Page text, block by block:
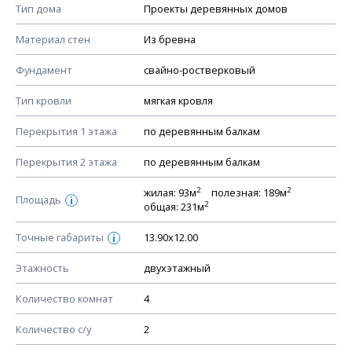
Тип дома Проекты деревянных домов
Материал стен Из бревна
Фундамент свайно-ростверковый
Тип кровли мягкая кровля
Перекрытия 1 этажа по деревянным балкам
Перекрытия 2 этажа по деревянным балкам
Площадь i
жилая: 93м2 полезная: 189м2
общая: 231м2
Точные габариты i 13.90х12.00
Этажность двухэтажный
Количество комнат 4
Количество с/у 2
Смотрите советы по выбору материала в нашем
КОНСТРУКТИВНЫЕ РЕШЕНИЯ (КР)
Ведомость рабочих чертежей основного комплекта КР
План фундамента
Устройство фундамента, спецификация материалов
Планы перекрытий этажей, спецификация элементов
Устройство перекрытий
Устройство стен
Спецификация материалов стен
Схема расположения лаг чердака (если есть)
Схема расположения элементов стропил
Спецификация элементов стропил
Устройство стропильной системы
Узлы устройства кровли